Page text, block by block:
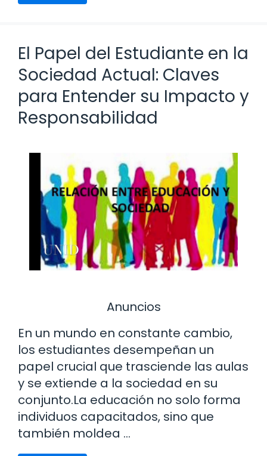
El Papel del Estudiante en la
Sociedad Actual: Claves
para Entender su Impacto y
Responsabilidad
Anuncios
En un mundo en constante cambio,
los estudiantes desempeñan un
papel crucial que trasciende las aulas
y se extiende a la sociedad en su
conjunto.La educación no solo forma
individuos capacitados, sino que
también moldea …